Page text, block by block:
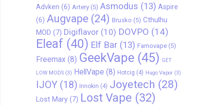
Advken (6) Artery(5) Asmodus (13) Aspire
(6) Augvape (24) Brusko (5) Cthulhu
MOD (7) Digiflavor(10) DOVPO (14)
Eleaf (40) Elf Bar(13) Famovape(5)
Freemax (8) GeekVape(45) GET
LOW MODS(3) HellVape (8) Hotcig (4) Hugo Vapor(3)
IJOY(18) Innokin (4) Joyetech (28)
Lost Mary(7) Lost Vape (32)